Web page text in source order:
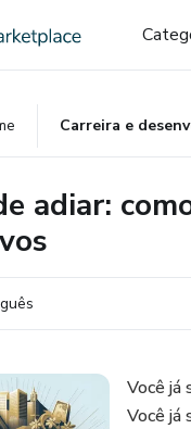
Carreira e
adiar:
Você já
Você já